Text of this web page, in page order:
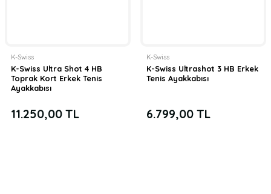
K-Swiss
K-Swiss Ultra Shot 4 HB
Toprak Kort Erkek Tenis
Ayakkabısı
11.250,00 TL
K-Swiss
K-Swiss Ultrashot 3 HB Erkek
Tenis Ayakkabısı
6.799,00 TL